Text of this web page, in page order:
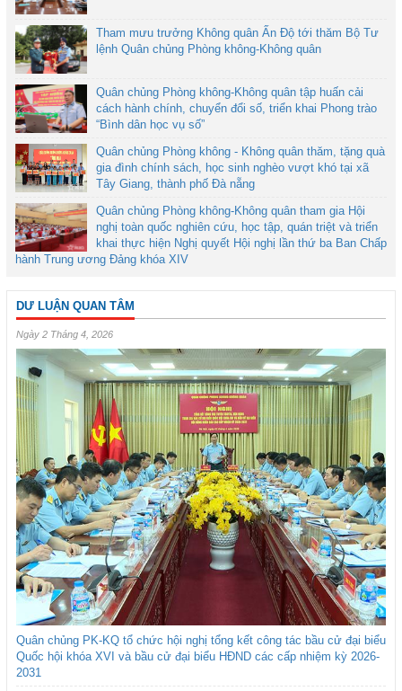
Tham mưu trưởng Không quân Ấn Độ tới thăm Bộ Tư
lệnh Quân chủng Phòng không-Không quân
Quân chủng Phòng không-Không quân tập huấn cải
cách hành chính, chuyển đổi số, triển khai Phong trào
“Bình dân học vụ số”
Quân chủng Phòng không - Không quân thăm, tặng quà
gia đình chính sách, học sinh nghèo vượt khó tại xã
Tây Giang, thành phố Đà nẵng
Quân chủng Phòng không-Không quân tham gia Hội
nghị toàn quốc nghiên cứu, học tập, quán triệt và triển
khai thực hiện Nghị quyết Hội nghị lần thứ ba Ban Chấp
hành Trung ương Đảng khóa XIV
DƯ LUẬN QUAN TÂM
Ngày 2 Tháng 4, 2026
Quân chủng PK-KQ tổ chức hội nghị tổng kết công tác bầu cử đại biểu
Quốc hội khóa XVI và bầu cử đại biểu HĐND các cấp nhiệm kỳ 2026-
2031